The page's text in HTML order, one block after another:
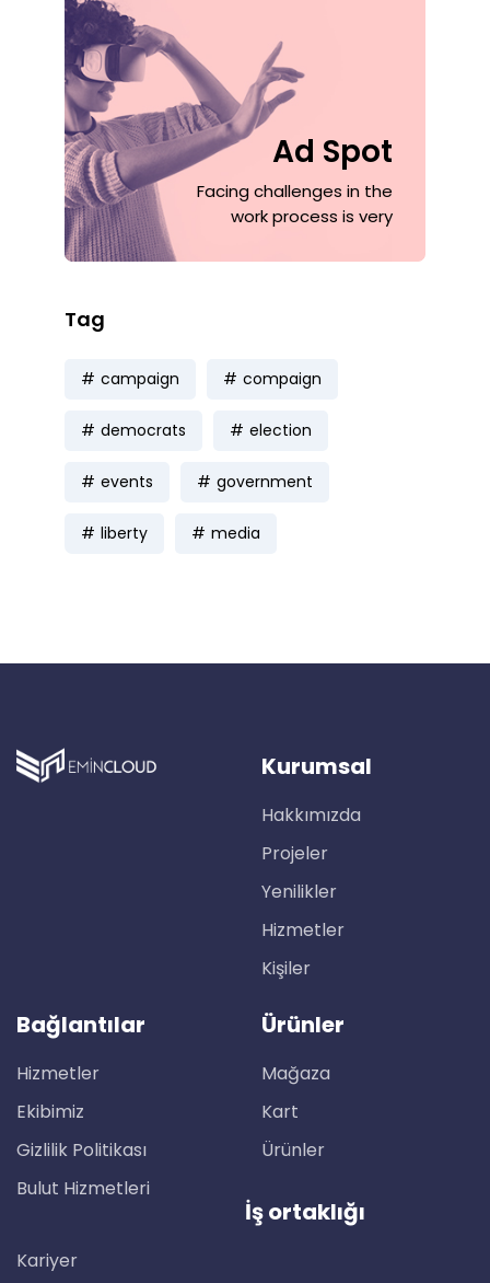
Ad Spot
Facing challenges in the
work process is very
Tag
campaign compaign
democrats election
events government
liberty media
Kurumsal
Hakkımızda
Projeler
Yenilikler
Hizmetler
Kişiler
Bağlantılar
Hizmetler
Ekibimiz
Gizlilik Politikası
Bulut Hizmetleri
Ürünler
Mağaza
Kart
Ürünler
İş ortaklığı
Kariyer